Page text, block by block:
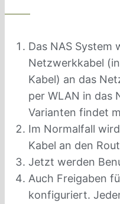
Das NAS System
Netzwerkkabel
Kabel) an das
per WLAN in das
Varianten findet
Im Normalfall
Kabel an den
Jetzt werden
Auch Freigaben
konfiguriert.